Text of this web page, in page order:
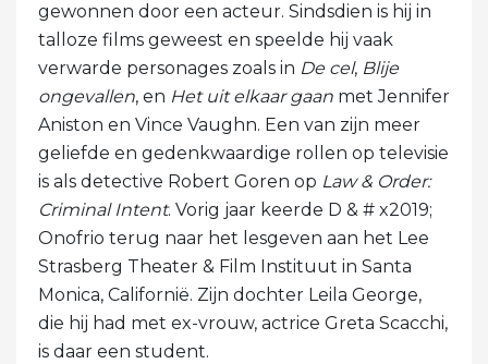
gewonnen door een acteur. Sindsdien is hij in
talloze films geweest en speelde hij vaak
verwarde personages zoals in De cel, Blije
ongevallen, en Het uit elkaar gaan met Jennifer
Aniston en Vince Vaughn. Een van zijn meer
geliefde en gedenkwaardige rollen op televisie
is als detective Robert Goren op Law & Order:
Criminal Intent. Vorig jaar keerde D & # x2019;
Onofrio terug naar het lesgeven aan het Lee
Strasberg Theater & Film Instituut in Santa
Monica, Californië. Zijn dochter Leila George,
die hij had met ex-vrouw, actrice Greta Scacchi,
is daar een student.